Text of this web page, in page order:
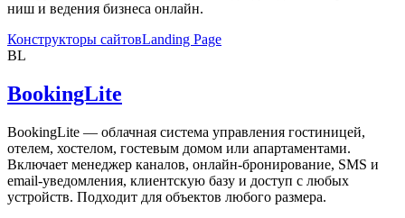
ниш и ведения бизнеса онлайн.
Конструкторы сайтовLanding Page
BL
BookingLite
BookingLite — облачная система управления гостиницей,
отелем, хостелом, гостевым домом или апартаментами.
Включает менеджер каналов, онлайн-бронирование, SMS и
email-уведомления, клиентскую базу и доступ с любых
устройств. Подходит для объектов любого размера.